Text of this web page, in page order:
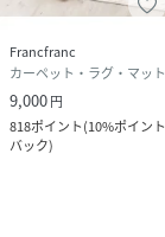
Francfranc
カーペット・ラグ・マット
9,000円
818ポイント(10%ポイント
バック)